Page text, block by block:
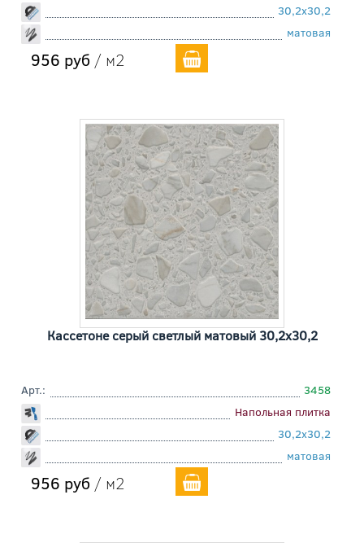
30,2x30,2
матовая
956 руб / м2
Кассетоне серый светлый матовый 30,2x30,2
Арт.:
3458
Напольная плитка
30,2x30,2
матовая
956 руб / м2